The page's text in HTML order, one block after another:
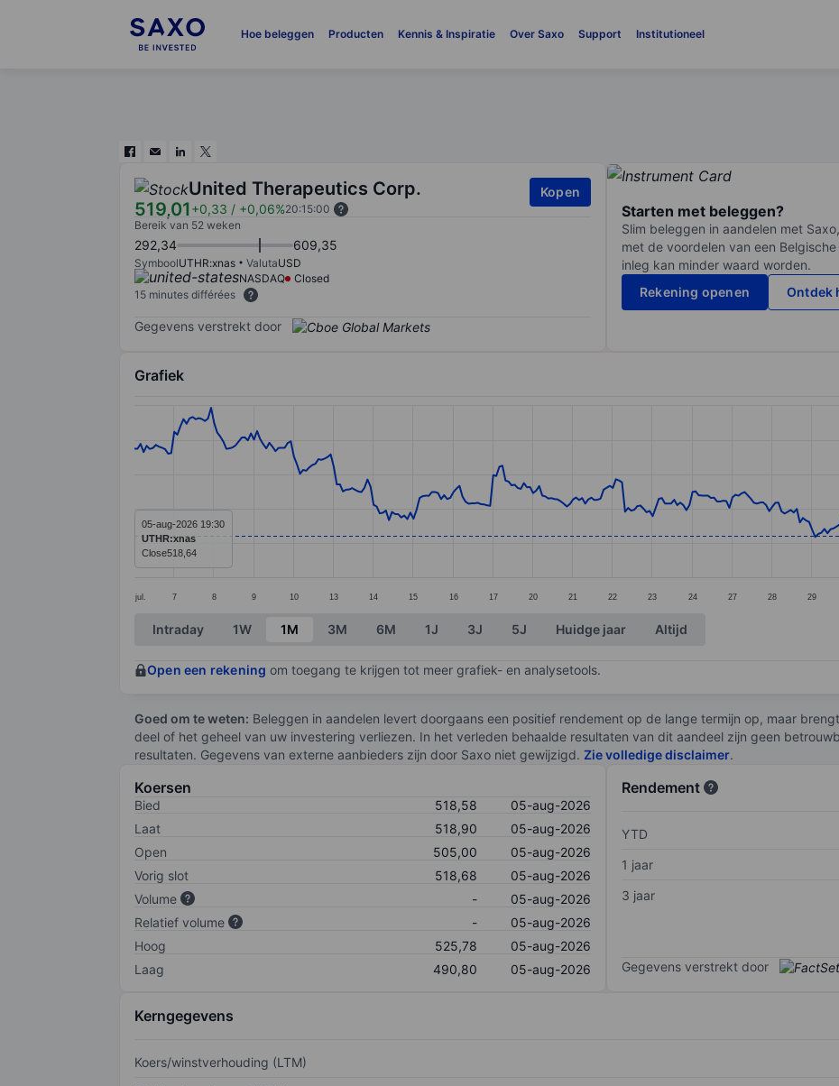
Hoe beleggen Producten Kennis & Inspiratie Over Saxo Support Institutioneel
United Therapeutics Corp.
519,01+0,33 / +0,06%20:15:00
Kopen
Bereik van 52 weken
292,34 609,35
SymboolUTHR:xnas ValutaUSD
NASDAQ
Closed
15 minutes différées
Gegevens verstrekt door
Starten met beleggen?
Slim beleggen in aandelen met
met de voordelen van een
inleg kan minder waard worden.
Rekening openen
Ontdek
Grafiek
Line chart with 299 data points.
The chart has 1 X axis displaying categories.
The chart has 1 Y axis displaying values. Data ranges from 514.51 to 563.33.
jul. 7 8 9 10 13 14 15 16 17 20 21 22 23 24 27 28 29
05-aug-2026 19:30
UTHR:xnas
Close518,64
End of interactive chart.
Intraday 1W 1M 3M 6M 1J 3J 5J Huidge jaar Altijd
Open een rekening om toegang te krijgen tot meer grafiek- en analysetools.
Goed om te weten: Beleggen in aandelen levert doorgaans een positief rendement op de lange termijn op, maar
deel of het geheel van uw investering verliezen. In het verleden behaalde resultaten van dit aandeel zijn geen
resultaten. Gegevens van externe aanbieders zijn door Saxo niet gewijzigd. Zie volledige disclaimer.
Koersen
Bied 518,58
05-aug-2026
Laat
518,90
05-aug-2026
Open
505,00
05-aug-2026
Vorig slot
518,68
05-aug-2026
Volume
-
05-aug-2026
Relatief volume
-
05-aug-2026
Hoog
525,78
05-aug-2026
Laag
490,80 05-aug-2026
Rendement
YTD
1 jaar
3 jaar
Gegevens verstrekt door
Kerngegevens
Koers/winstverhouding (LTM)